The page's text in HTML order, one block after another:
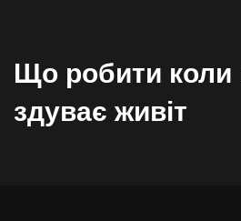
Що робити коли
здуває живіт